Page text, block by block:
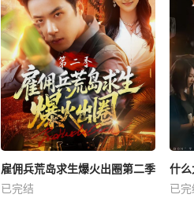
雇佣兵荒岛求生爆火出圈第二季
已完结
什
已完